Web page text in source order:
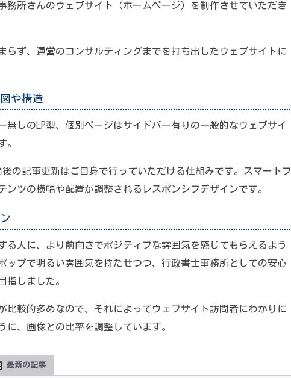
務所さんのウェブサイト（ホームページ）を制作させていただき
らず、運営のコンサルティングまでを打ち出したウェブサイトに
や構造
無しのLP型、個別ページはサイドバー有りの一般的なウェブサイ
。
後の記事更新はご自身で行っていただける仕組みです。スマートフ
ンツの横幅や配置が調整されるレスポンシブデザインです。
る人に、より前向きでポジティブな雰囲気を感じてもらえるよう
ップで明るい雰囲気を持たせつつ、行政書士事務所としての安心
指しました。
比較的多めなので、それによってウェブサイト訪問者にわかりに
に、画像との比率を調整しています。
最新の記事